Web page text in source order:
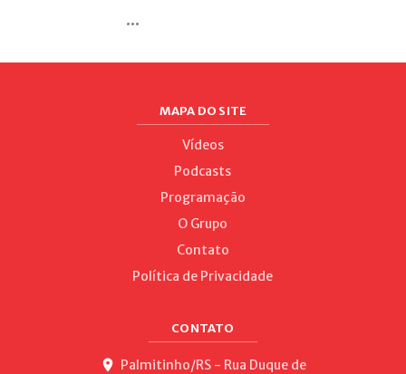
...
MAPA DO SITE
Vídeos
Podcasts
Programação
O Grupo
Contato
Política de Privacidade
CONTATO
Palmitinho/RS - Rua Duque de